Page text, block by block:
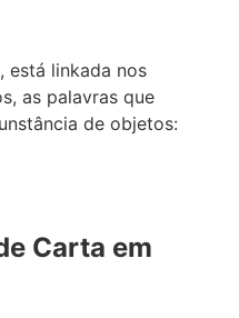
está linkada nos
as palavras que
de objetos:
Carta em